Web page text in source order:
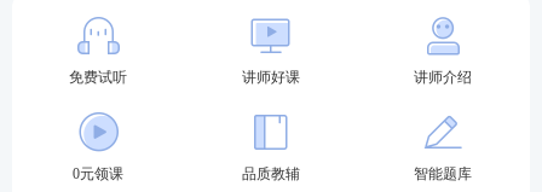
3、各个等级的公路，适用于任何场合和层次的沥青等
级是( )。
A.特级沥青
B.A级沥青
免费试听 讲师好课 讲师介绍
0元领课 品质教辅 智能题库